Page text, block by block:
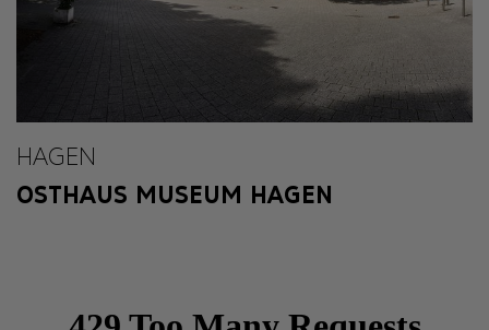
HAGEN
OSTHAUS MUSEUM HAGEN